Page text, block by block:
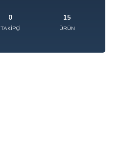
0
TAKIPÇI
15
ÜRÜN